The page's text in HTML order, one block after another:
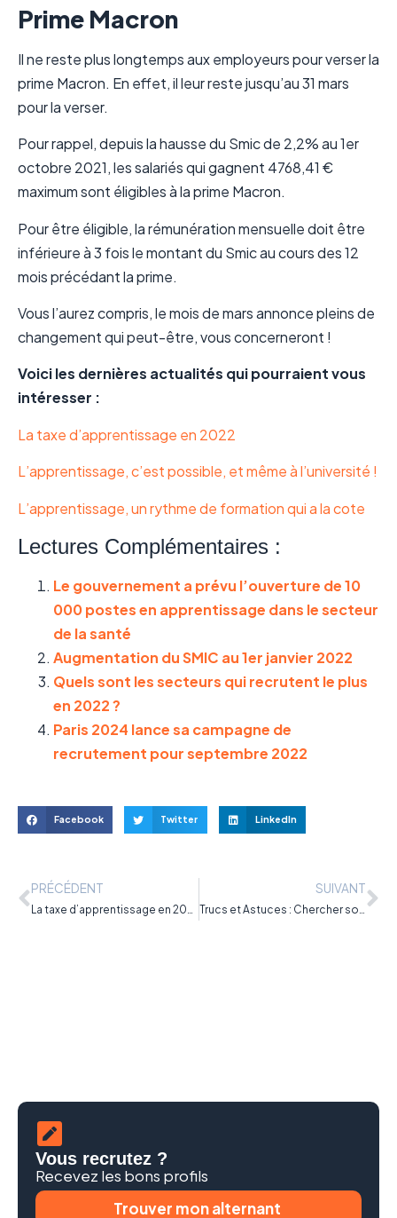
Prime Macron
Il ne reste plus longtemps aux employeurs pour verser la
prime Macron. En effet, il leur reste jusqu’au 31 mars
pour la verser.
Pour rappel, depuis la hausse du Smic de 2,2% au 1er
octobre 2021, les salariés qui gagnent 4768,41 €
maximum sont éligibles à la prime Macron.
Pour être éligible, la rémunération mensuelle doit être
inférieure à 3 fois le montant du Smic au cours des 12
mois précédant la prime.
Vous l’aurez compris, le mois de mars annonce pleins de
changement qui peut-être, vous concerneront !
Voici les dernières actualités qui pourraient vous
intéresser :
La taxe d’apprentissage en 2022
L’apprentissage, c’est possible, et même à l’université !
L’apprentissage, un rythme de formation qui a la cote
Lectures Complémentaires :
Le gouvernement a prévu l’ouverture de 10
000 postes en apprentissage dans le secteur
de la santé
Augmentation du SMIC au 1er janvier 2022
Quels sont les secteurs qui recrutent le plus
en 2022 ?
Paris 2024 lance sa campagne de
recrutement pour septembre 2022
Facebook Twitter LinkedIn
PRÉCÉDENT
La taxe d’apprentissage en 2022
SUIVANT
Trucs et Astuces : Chercher son Alternance
Vous recrutez ?
Recevez les bons profils
Trouver mon alternant